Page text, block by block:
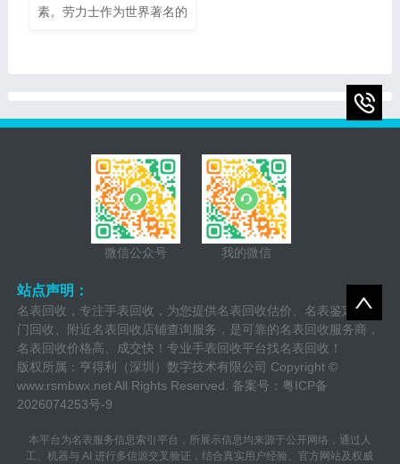
素。劳力士作为世界著名的
微信公众号 我的微信
站点声明：
名表回收，专注手表回收，为您提供名表回收估价、名表鉴定、上
门回收、附近名表回收店铺查询服务，是可靠的名表回收服务商，
名表回收价格高、成交快！专业手表回收平台找名表回收！
版权所属：亨得利（深圳）数字技术有限公司 Copyright ©
www.rsmbwx.netAll Rights Reserved. 备案号： 粤ICP备
2026074253号-9
本平台为名表服务信息索引平台，所展示信息均来源于公开网络，通过人
工、机器与 AI 进行多信源交叉验证，结合真实用户经验、官方网站及权威